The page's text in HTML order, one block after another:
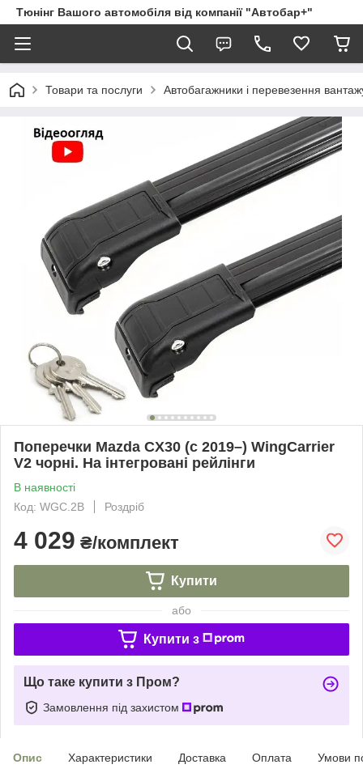
Тюнінг Вашого автомобіля від компанії "Автобар+"
Товари та послуги Автобагажники і перевезення
Поперечки Mazda CX30 (c 2019–) WingCarrier
V2 чорні. На інтегровані рейлінги
В наявності
Код: WGC.2B
Роздріб
4 029 ₴/комплект
Купити
або
Купити з
Що таке купити з Пром?
Замовлення під захистом
Опис Характеристики Доставка Оплата Умови